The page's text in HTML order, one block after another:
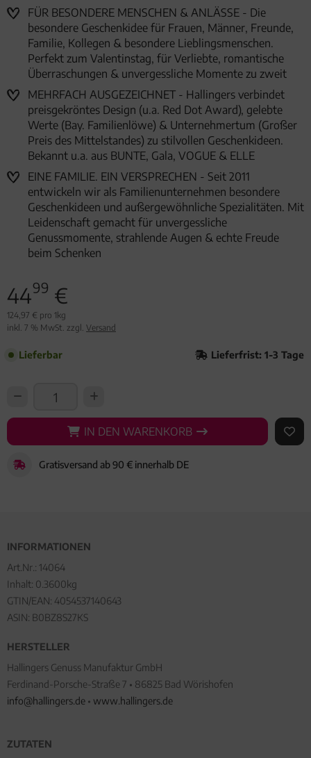
FÜR BESONDERE MENSCHEN & ANLÄSSE - Die
besondere Geschenkidee für Frauen, Männer, Freunde,
Familie, Kollegen & besondere Lieblingsmenschen.
Perfekt zum Valentinstag, für Verliebte, romantische
Überraschungen & unvergessliche Momente zu zweit
MEHRFACH AUSGEZEICHNET - Hallingers verbindet
preisgekröntes Design (u.a. Red Dot Award), gelebte
Werte (Bay. Familienlöwe) & Unternehmertum (Großer
Preis des Mittelstandes) zu stilvollen Geschenkideen.
Bekannt u.a. aus BUNTE, Gala, VOGUE & ELLE
EINE FAMILIE. EIN VERSPRECHEN - Seit 2011
entwickeln wir als Familienunternehmen besondere
Geschenkideen und außergewöhnliche Spezialitäten. Mit
Leidenschaft gemacht für unvergessliche
Genussmomente, strahlende Augen & echte Freude
beim Schenken
4499 €
124,97 € pro 1kg
inkl. 7 % MwSt. zzgl. Versand
Lieferbar Lieferfrist: 1-3 Tage
IN DEN WARENKORB
IN DEN WARENKORB AUF
Gratisversand ab 90 € innerhalb DE
INFORMATIONEN
Art.Nr.: 14064
Inhalt: 0.3600kg
GTIN/EAN: 4054537140643
ASIN: B0BZ8S27KS
HERSTELLER
Hallingers Genuss Manufaktur GmbH
Ferdinand-Porsche-Straße 7 • 86825 Bad Wörishofen
info@hallingers.de • www.hallingers.de
ZUTATEN